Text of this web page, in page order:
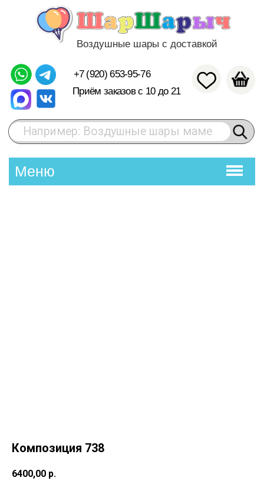
Воздушные шары с доставкой
Приём заказов с 10 до 21
Меню
Например: Воздушные шары маме
Композиция 738
6400,00 р.